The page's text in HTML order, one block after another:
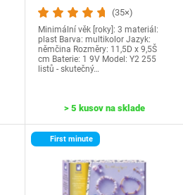
nemčina
(35×)
Minimální věk [roky]: 3 materiál:
plast Barva: multikolor Jazyk:
němčina Rozměry: 11,5D x 9,5Š
cm Baterie: 1 9V Model: Y2 255
listů - skutečný…
> 5 kusov na sklade
First minute